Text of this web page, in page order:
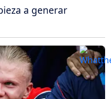
a generar